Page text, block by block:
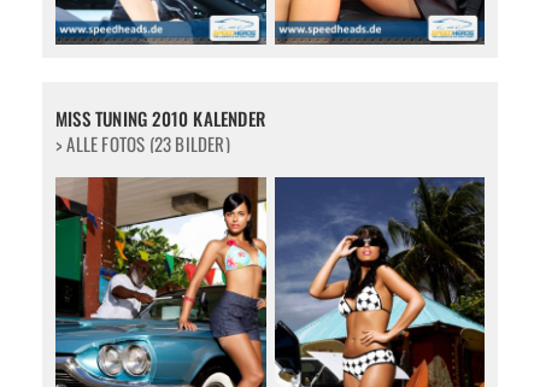
MISS TUNING 2010 KALENDER
> ALLE FOTOS (23 BILDER)